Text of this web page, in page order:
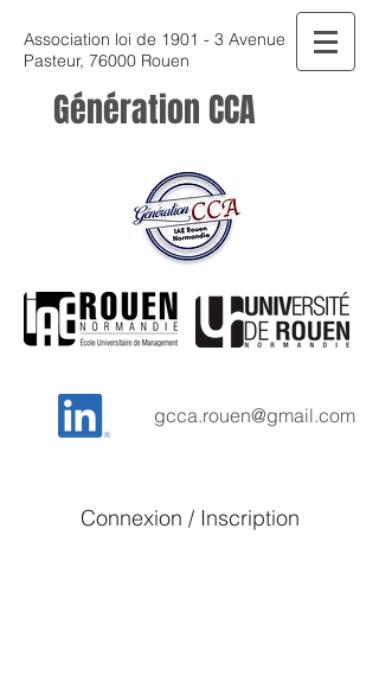
Association loi de 1901 - 3 Avenue
Pasteur, 76000 Rouen
Génération CCA
gcca.rouen@gmail.com
Connexion / Inscription